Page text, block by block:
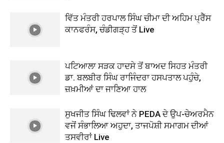
ਵਿੱਤ ਮੰਤਰੀ ਹਰਪਾਲ ਸਿੰਘ ਚੀਮਾ ਦੀ ਅਹਿਮ ਪ੍ਰੈੱਸ
ਕਾਨਫਰੰਸ, ਚੰਡੀਗੜ੍ਹ ਤੋਂ Live
ਪਟਿਆਲਾ ਸੜਕ ਹਾਦਸੇ ਤੋਂ ਬਾਅਦ ਸਿਹਤ ਮੰਤਰੀ
ਡਾ. ਬਲਬੀਰ ਸਿੰਘ ਰਾਜਿੰਦਰਾ ਹਸਪਤਾਲ ਪਹੁੰਚੇ,
ਜ਼ਖ਼ਮੀਆਂ ਦਾ ਜਾਣਿਆ ਹਾਲ
ਸੁਖਜੀਤ ਸਿੰਘ ਢਿਲਵਾਂ ਨੇ PEDA ਦੇ ਉਪ-ਚੇਅਰਮੈਨ
ਵਜੋਂ ਸੰਭਾਲਿਆ ਅਹੁਦਾ, ਤਾਜਪੋਸ਼ੀ ਸਮਾਗਮ ਦੀਆਂ
ਤਸਵੀਰਾਂ Live